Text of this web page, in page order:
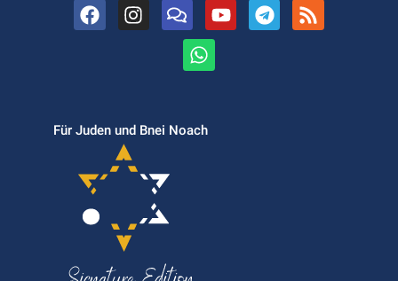
Für Juden und Bnei Noach